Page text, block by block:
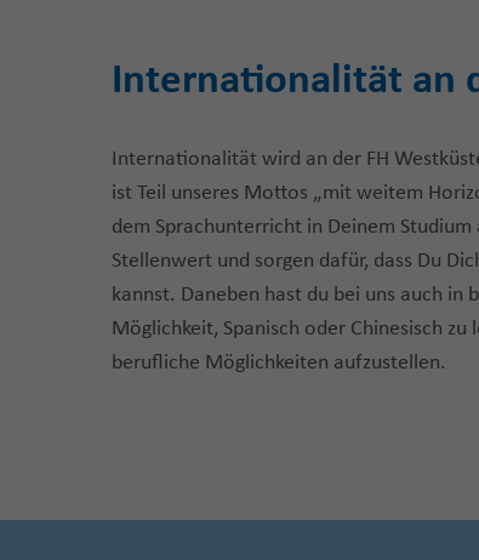
Internationalität an
Internationalität wird an der FH
ist Teil unseres Mottos „mit weitem
dem Sprachunterricht in Deinem
Stellenwert und sorgen dafür, dass Du
kannst. Daneben hast du bei uns auch in
Möglichkeit, Spanisch oder Chinesisch
berufliche Möglichkeiten aufzustellen.